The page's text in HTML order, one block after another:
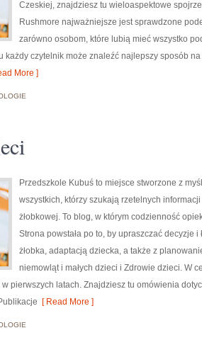
Czeskiej, znajdziesz tu wieloaspektowe
Rushmore najważniejsze jest sprawdzone
zarówno osobom, które lubią mieć wszystko
każdy czytelnik może znaleźć najlepszy sposób
More ]
Przedszkole Kubuś to miejsce stworzone z
wszystkich, którzy szukają rzetelnych
żłobkowej. To blog, w którym codzienność
Strona powstała po to, by upraszczać decyzje
żłobka, adaptacją dziecka, a także z
niemowląt i małych dzieci i Zdrowie dzieci. W
pierwszych latach. Znajdziesz tu omówienia
[ Read More ]